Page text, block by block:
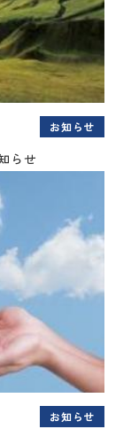
お知らせ
らせ
お知らせ